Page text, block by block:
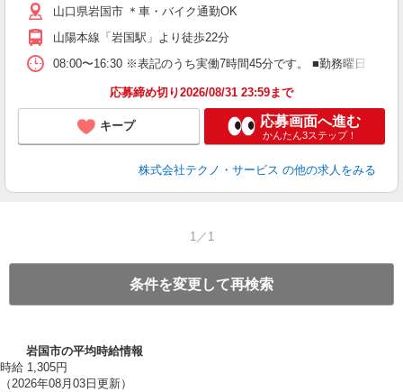
山口県岩国市 ＊車・バイク通勤OK
山陽本線「岩国駅」より徒歩22分
08:00〜16:30 ※表記のうち実働7時間45分です。 ■勤務曜日
応募締め切り2026/08/31 23:59まで
キープ 応募画面へ進む
かんたん3ステップ！
株式会社テクノ・サービス の他の求人をみる
1／1
条件を変更して再検索
岩国市の平均時給情報
時給 1,305円
（2026年08月03日更新）